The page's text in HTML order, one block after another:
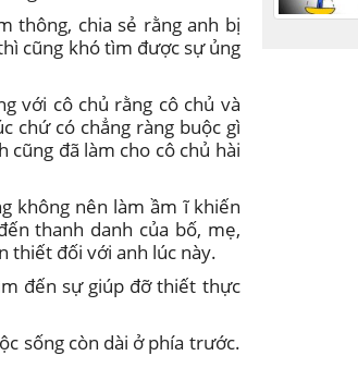
thông, chia sẻ rằng anh bị
cũng khó tìm được sự ủng
với cô chủ rằng cô chủ và
chứ có chẳng ràng buộc gì
cũng đã làm cho cô chủ hài
không nên làm ầm ĩ khiến
thanh danh của bố, mẹ,
thiết đối với anh lúc này.
đến sự giúp đỡ thiết thực
sống còn dài ở phía trước.